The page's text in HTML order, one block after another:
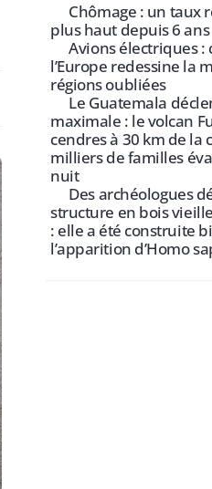
Chômage : un taux
plus haut depuis 6 ans
Avions électriques :
l’Europe redessine la
régions oubliées
Le Guatemala
maximale : le volcan
cendres à 30 km de la
milliers de familles
nuit
Des archéologues
structure en bois
: elle a été construite
l’apparition d’Homo